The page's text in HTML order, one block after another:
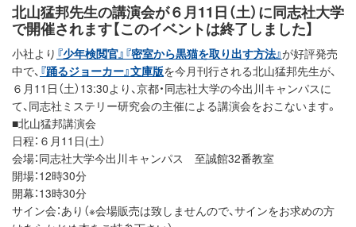
北山猛邦先生の講演会が６月11日（土）に同志社大学
で開催されます【このイベントは終了しました】
小社より 『少年検閲官』 『密室から黒猫を取り出す方法』が好評発売
中で、 『踊るジョーカー』文庫版を今月刊行される北山猛邦先生が、
６月11日（土）13:30より、京都・同志社大学の今出川キャンパスに
て、同志社ミステリー研究会の主催による講演会をおこないます。
■北山猛邦講演会
日程：６月11日(土）
会場：同志社大学今出川キャンパス 至誠館32番教室
開場：12時30分
開幕：13時30分
サイン会：あり（※会場販売は致しませんので、サインをお求めの方